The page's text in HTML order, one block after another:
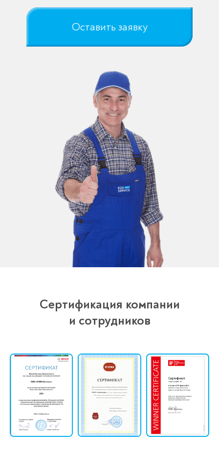
Оставить заявку
Сертификация компании
и сотрудников